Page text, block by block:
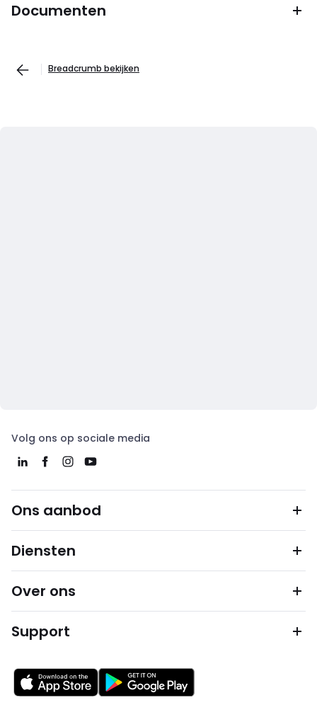
Documenten
Breadcrumb bekijken
Volg ons op sociale media
Ons aanbod
Diensten
Over ons
Support